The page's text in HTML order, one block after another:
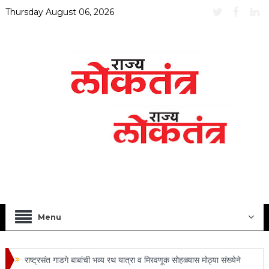
Thursday August 06, 2026
Menu
राष्ट्रसंत गाडगे बाबांची भव्य रथ यात्रा व मिरवणूक सोहळ्यास मोठ्या संख्येने